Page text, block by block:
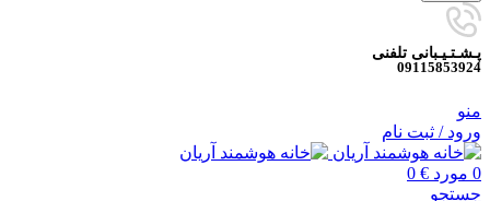
پـشـتـیـبانی تلفنی
09115853924
منو
ورود / ثبت نام
0 مورد 0 €
جستجو